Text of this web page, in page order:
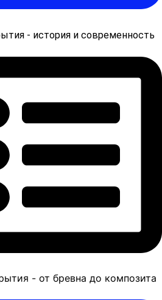
- история и современность
- от бревна до композита